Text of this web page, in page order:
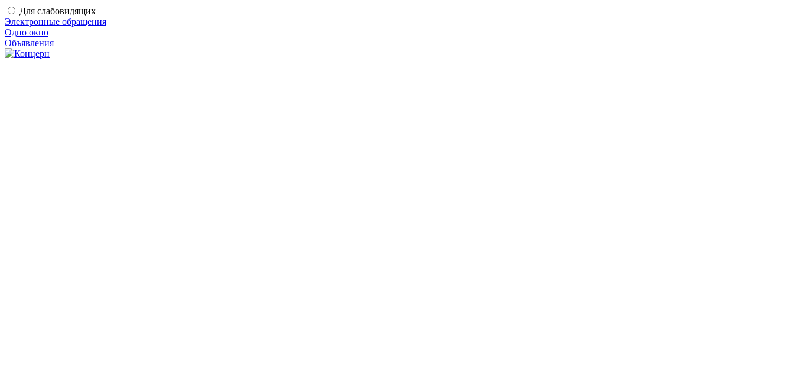
Для слабовидящих
Электронные обращения
Одно окно
Объявления